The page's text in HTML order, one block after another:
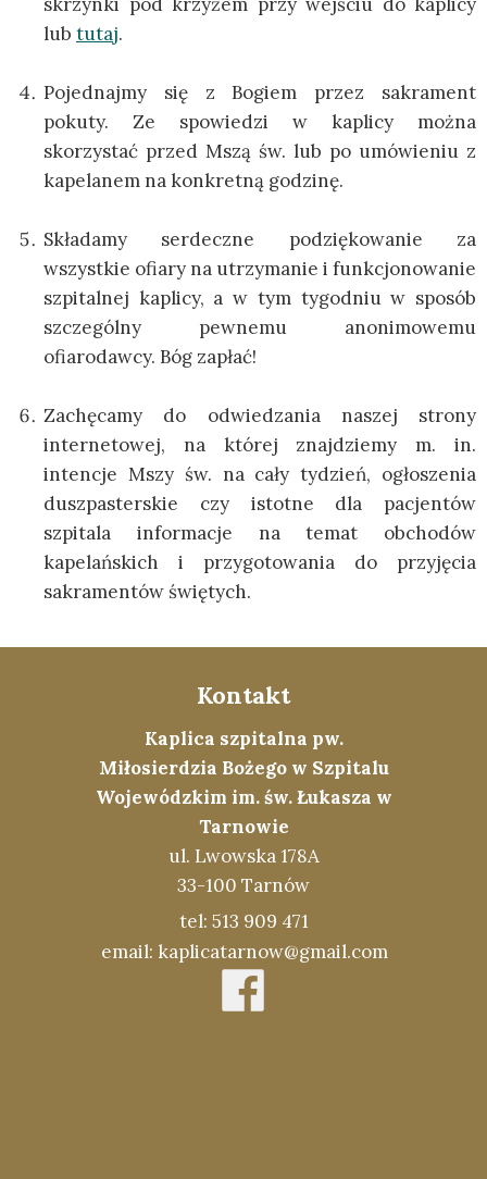
lub tutaj.
Pojednajmy się z Bogiem przez sakrament
pokuty. Ze spowiedzi w kaplicy można
skorzystać przed Mszą św. lub po umówieniu z
kapelanem na konkretną godzinę.
Składamy serdeczne podziękowanie za
wszystkie ofiary na utrzymanie i funkcjonowanie
szpitalnej kaplicy, a w tym tygodniu w sposób
szczególny pewnemu anonimowemu
ofiarodawcy. Bóg zapłać!
Zachęcamy do odwiedzania naszej strony
internetowej, na której znajdziemy m. in.
intencje Mszy św. na cały tydzień, ogłoszenia
duszpasterskie czy istotne dla pacjentów
szpitala informacje na temat obchodów
kapelańskich i przygotowania do przyjęcia
sakramentów świętych.
Kontakt
tel: 513 909 471
Kaplica szpitalna pw.
Miłosierdzia Bożego w Szpitalu
Wojewódzkim im. św. Łukasza w
Tarnowie
ul. Lwowska 178A
33-100 Tarnów
email: kaplicatarnow@gmail.com